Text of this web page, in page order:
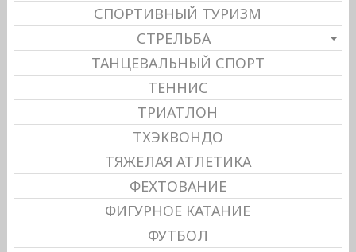
СПОРТИВНЫЙ ТУРИЗМ
СТРЕЛЬБА
ТАНЦЕВАЛЬНЫЙ СПОРТ
ТЕННИС
ТРИАТЛОН
ТХЭКВОНДО
ТЯЖЕЛАЯ АТЛЕТИКА
ФЕХТОВАНИЕ
ФИГУРНОЕ КАТАНИЕ
ФУТБОЛ